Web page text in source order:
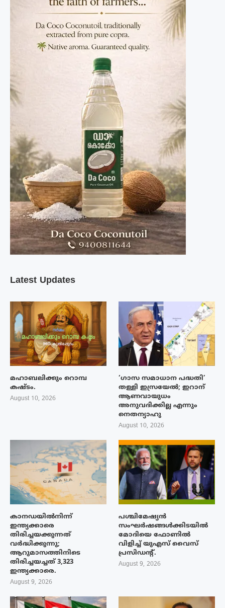
Latest Updates
മഹാബലിക്കും റൊമ്പ
കഷ്ടം.
August 10, 2026
‘ഗാസ സമാധാന പദ്ധതി’
തള്ളി ഇസ്രയേൽ; ഇറാന്
ആണവായുധം
അനുവദിക്കില്ല എന്നും
നെതന്യാഹു
August 10, 2026
കാനഡയിൽനിന്ന്
ഇന്ത്യക്കാരെ
തിരിച്ചയക്കുന്നത്
വർദ്ധിക്കുന്നു;
ആറുമാസത്തിനിടെ
തിരിച്ചയച്ചത് 3,323
ഇന്ത്യക്കാരെ.
August 9, 2026
പശ്ചിമേഷ്യന്‍
സംഘര്‍ഷങ്ങള്‍ക്കിടയിൽ
മോദിയെ ഫോണില്‍
വിളിച്ച് യുഎസ് വൈസ്
പ്രസിഡന്റ്.
August 9, 2026